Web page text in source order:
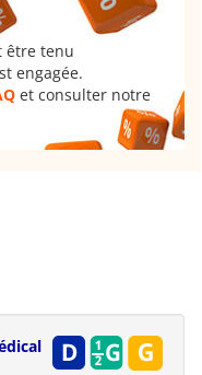
être tenu
engagée.
et consulter notre